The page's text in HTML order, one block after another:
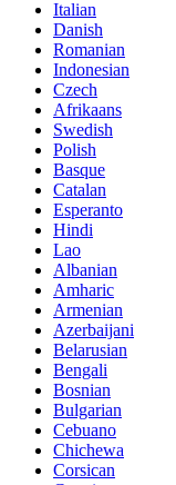
Italian
Danish
Romanian
Indonesian
Czech
Afrikaans
Swedish
Polish
Basque
Catalan
Esperanto
Hindi
Lao
Albanian
Amharic
Armenian
Azerbaijani
Belarusian
Bengali
Bosnian
Bulgarian
Cebuano
Chichewa
Corsican